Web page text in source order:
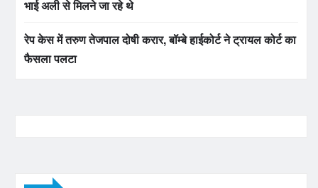
भाई अली से मिलने जा रहे थे
रेप केस में तरुण तेजपाल दोषी करार, बॉम्बे हाईकोर्ट ने ट्रायल कोर्ट का
फैसला पलटा